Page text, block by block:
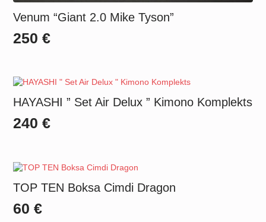
Venum “Giant 2.0 Mike Tyson”
250 €
HAYASHI ” Set Air Delux ” Kimono Komplekts
240 €
TOP TEN Boksa Cimdi Dragon
60 €